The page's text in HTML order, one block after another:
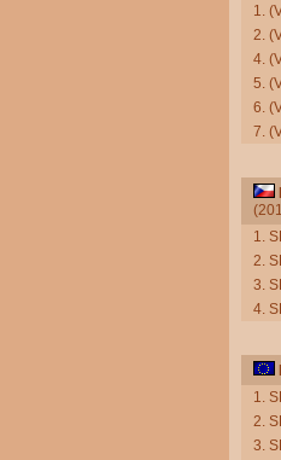
1.
2.
4.
5.
6.
7.
1.
2.
3.
4.
1.
2.
3.